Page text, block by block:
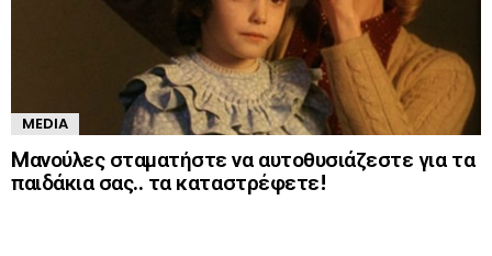
MEDIA
Mανούλες σταματήστε να αυτοθυσιάζεστε για τα
παιδάκια σας.. τα καταστρέφετε!